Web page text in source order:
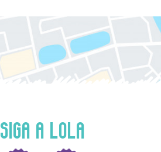
SIGA A LOLA